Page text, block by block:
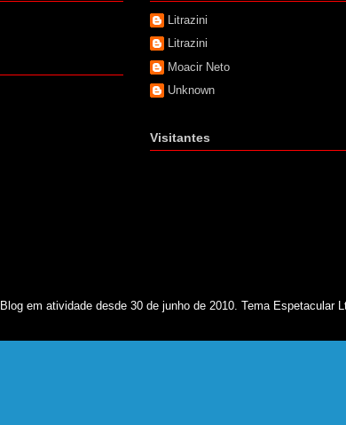
Litrazini
Litrazini
Moacir Neto
Unknown
Visitantes
Blog em atividade desde 30 de junho de 2010. Tema Espetacular